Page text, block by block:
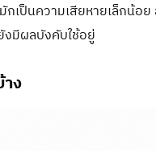
เป็นความเสียหายเล็กน้อ
งมีผลบังคับใช้อยู่
ง